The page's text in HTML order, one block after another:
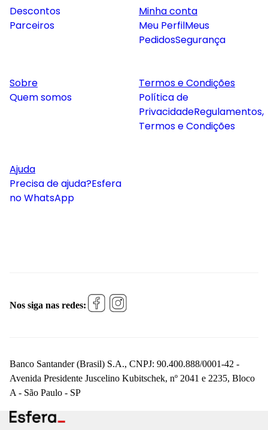
Descontos
Parceiros
Minha conta
Meu PerfilMeus
PedidosSegurança
Sobre
Quem somos
Termos e Condições
Política de
PrivacidadeRegulamentos,
Termos e Condições
Ajuda
Precisa de ajuda?Esfera
no WhatsApp
Nos siga nas redes:
Banco Santander (Brasil) S.A., CNPJ: 90.400.888/0001-42 -
Avenida Presidente Juscelino Kubitschek, nº 2041 e 2235, Bloco
A - São Paulo - SP